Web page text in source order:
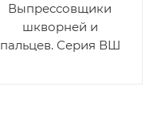
Выпрессовщики
шкворней и
пальцев. Серия ВШ